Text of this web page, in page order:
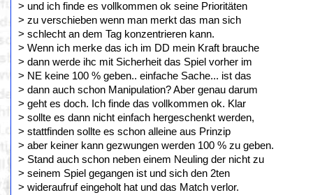
> und ich finde es vollkommen ok seine Prioritäten
> zu verschieben wenn man merkt das man sich
> schlecht an dem Tag konzentrieren kann.
> Wenn ich merke das ich im DD mein Kraft brauche
> dann werde ihc mit Sicherheit das Spiel vorher im
> NE keine 100 % geben.. einfache Sache... ist das
> dann auch schon Manipulation? Aber genau darum
> geht es doch. Ich finde das vollkommen ok. Klar
> sollte es dann nicht einfach hergeschenkt werden,
> stattfinden sollte es schon alleine aus Prinzip
> aber keiner kann gezwungen werden 100 % zu geben.
> Stand auch schon neben einem Neuling der nicht zu
> seinem Spiel gegangen ist und sich den 2ten
> wideraufruf eingeholt hat und das Match verlor.